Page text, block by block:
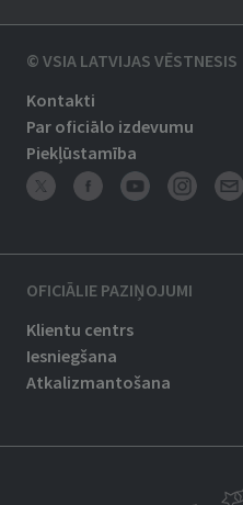
© VSIA LATVIJAS VĒSTNESIS
Kontakti
Par oficiālo izdevumu
Piekļūstamība
OFICIĀLIE PAZIŅOJUMI
Klientu centrs
Iesniegšana
Atkalizmantošana